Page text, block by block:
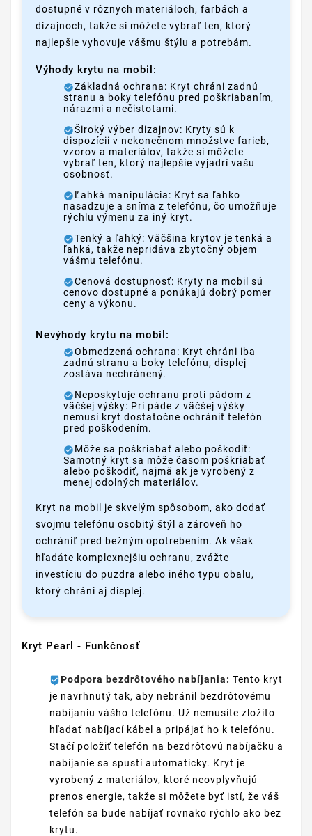
dostupné v rôznych materiáloch, farbách a
dizajnoch, takže si môžete vybrať ten, ktorý
najlepšie vyhovuje vášmu štýlu a potrebám.
Výhody krytu na mobil:
Základná ochrana: Kryt chráni zadnú
stranu a boky telefónu pred poškriabaním,
nárazmi a nečistotami.
Široký výber dizajnov: Kryty sú k
dispozícii v nekonečnom množstve farieb,
vzorov a materiálov, takže si môžete
vybrať ten, ktorý najlepšie vyjadrí vašu
osobnosť.
Ľahká manipulácia: Kryt sa ľahko
nasadzuje a sníma z telefónu, čo umožňuje
rýchlu výmenu za iný kryt.
Tenký a ľahký: Väčšina krytov je tenká a
ľahká, takže nepridáva zbytočný objem
vášmu telefónu.
Cenová dostupnosť: Kryty na mobil sú
cenovo dostupné a ponúkajú dobrý pomer
ceny a výkonu.
Nevýhody krytu na mobil:
Obmedzená ochrana: Kryt chráni iba
zadnú stranu a boky telefónu, displej
zostáva nechránený.
Neposkytuje ochranu proti pádom z
väčšej výšky: Pri páde z väčšej výšky
nemusí kryt dostatočne ochrániť telefón
pred poškodením.
Môže sa poškriabať alebo poškodiť:
Samotný kryt sa môže časom poškriabať
alebo poškodiť, najmä ak je vyrobený z
menej odolných materiálov.
Kryt na mobil je skvelým spôsobom, ako dodať
svojmu telefónu osobitý štýl a zároveň ho
ochrániť pred bežným opotrebením. Ak však
hľadáte komplexnejšiu ochranu, zvážte
investíciu do puzdra alebo iného typu obalu,
ktorý chráni aj displej.
Kryt Pearl - Funkčnosť
Podpora bezdrôtového nabíjania: Tento kryt
je navrhnutý tak, aby nebránil bezdrôtovému
nabíjaniu vášho telefónu. Už nemusíte zložito
hľadať nabíjací kábel a pripájať ho k telefónu.
Stačí položiť telefón na bezdrôtovú nabíjačku a
nabíjanie sa spustí automaticky. Kryt je
vyrobený z materiálov, ktoré neovplyvňujú
prenos energie, takže si môžete byť istí, že váš
telefón sa bude nabíjať rovnako rýchlo ako bez
krytu.